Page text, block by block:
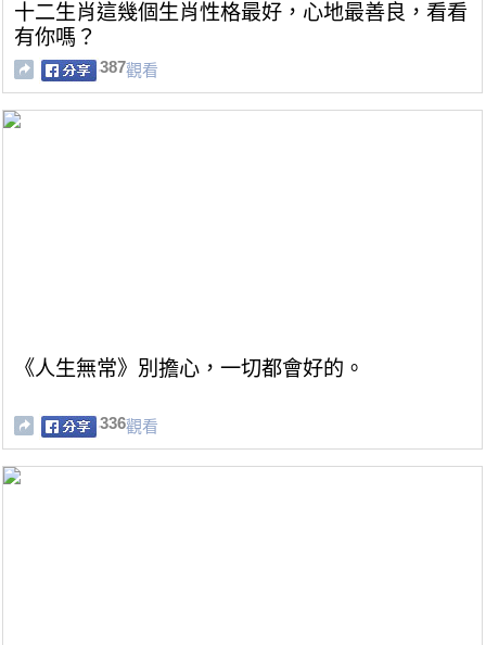
十二生肖這幾個生肖性格最好，心地最善良，看看
有你嗎？
387觀看
《人生無常》別擔心，一切都會好的。
336觀看